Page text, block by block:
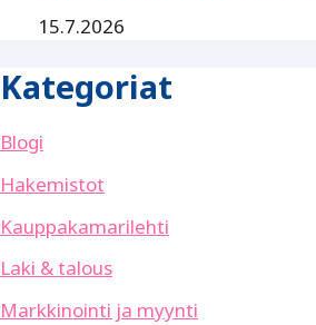
15.7.2026
Kategoriat
Blogi
Hakemistot
Kauppakamarilehti
Laki & talous
Markkinointi ja myynti